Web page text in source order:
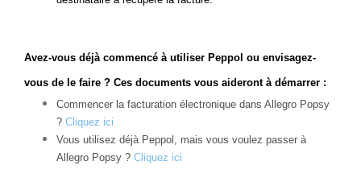
Avez-vous déjà commencé à utiliser Peppol ou envisagez-
vous de le faire ? Ces documents vous aideront à démarrer :
Commencer la facturation électronique dans Allegro Popsy
? Cliquez ici
Vous utilisez déjà Peppol, mais vous voulez passer à
Allegro Popsy ? Cliquez ici